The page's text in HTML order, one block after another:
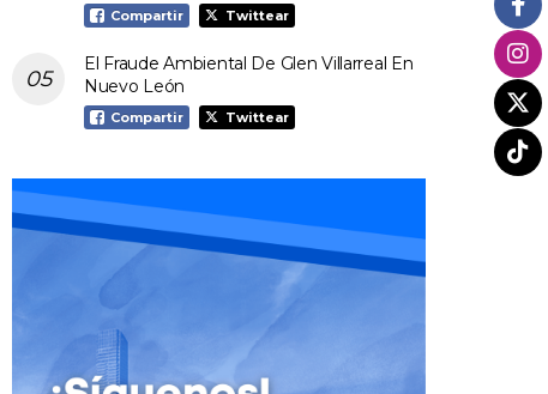
Compartir Twittear
El Fraude Ambiental De Glen Villarreal En
Nuevo León
Compartir Twittear